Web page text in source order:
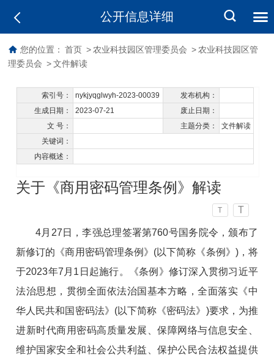
公开信息详细
您的位置： 首页 > 农业科技园区管理委员会 > 农业科技园区管
理委员会 > 文件解读
索引号： nykjyqglwyh-2023-00039
发布机构：
生成日期：
2023-07-21
废止日期：
文 号：
主题分类：
文件解读
关键词：
内容概述：
关于《商用密码管理条例》解读
T T
4月27日，李强总理签署第760号国务院令，颁布了
新修订的《商用密码管理条例》(以下简称《条例》)，将
于2023年7月1日起施行。《条例》修订深入贯彻习近平
法治思想，贯彻全面依法治国基本方略，全面落实《中
华人民共和国密码法》(以下简称《密码法》)要求，为推
进新时代商用密码高质量发展、保障网络与信息安全、
维护国家安全和社会公共利益、保护公民合法权益提供